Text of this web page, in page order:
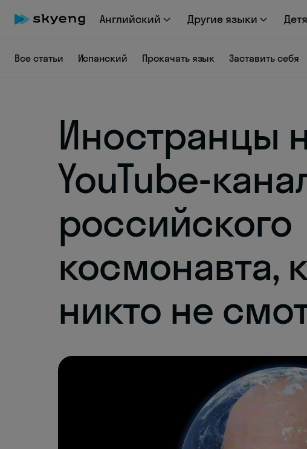
Английский Другие языки
Все статьи Испанский Прокачать язык Заставить себя
Иностранцы
YouTube-
российского
космонавта,
никто не